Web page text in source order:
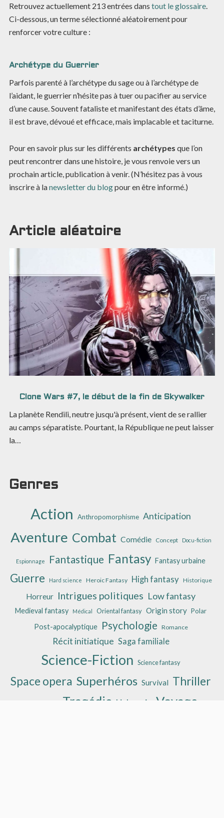
Retrouvez actuellement 213entrées dans tout le glossaire.
Ci-dessous, un terme sélectionné aléatoirement pour
renforcer votre culture :
Archétype du Guerrier
Parfois parenté à l’archétype du sage ou à l’archétype de
l’aidant, le guerrier n’hésite pas à tuer ou pacifier au service
d’une cause. Souvent fataliste et manifestant des états d’âme,
il est brave, dévoué et efficace, mais implacable et taciturne.
Pour en savoir plus sur les différents archétypes que l’on
peut rencontrer dans une histoire, je vous renvoie vers un
prochain article, publication à venir. (N’hésitez pas à vous
inscrire à lanewsletter du blogpour en être informé.)
Article aléatoire
Clone Wars #7, le début de la fin de Skywalker
La planète Rendili, neutre jusqu'à présent, vient de se rallier
au camps séparatiste. Pourtant, la République ne peut laisser
la…
Genres
Action Anthropomorphisme Anticipation
Aventure Combat Comédie Concept Docu-fiction
Espionnage Fantastique Fantasy Fantasy urbaine
Guerre Hard science Heroic Fantasy High fantasy Historique
Horreur Intrigues politiques Low fantasy
Medieval fantasy Médical Oriental fantasy Origin story Polar
Post-apocalyptique Psychologie Romance
Récit initiatique Saga familiale
Science-Fiction Science fantasy
Space opera Superhéros Survival Thriller
Tragédie Uchronie Voyage